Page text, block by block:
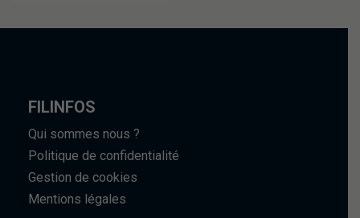
FILINFOS
Qui sommes nous ?
Politique de confidentialité
Gestion de cookies
Mentions légales